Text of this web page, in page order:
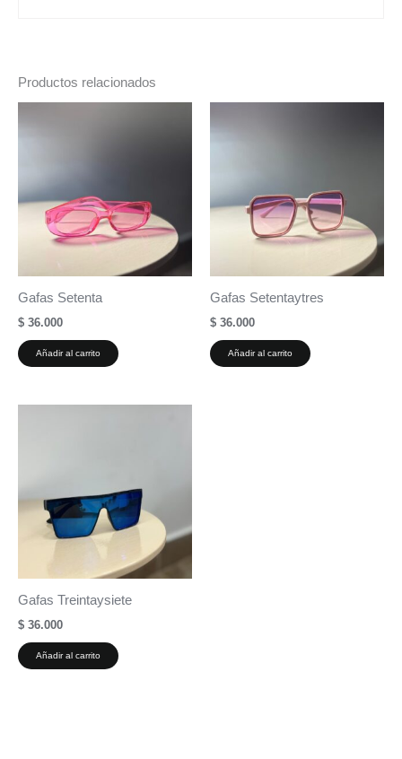
Productos relacionados
Gafas Setenta
$ 36.000
Añadir al carrito
Gafas Setentaytres
$ 36.000
Añadir al carrito
Gafas Treintaysiete
$ 36.000
Añadir al carrito